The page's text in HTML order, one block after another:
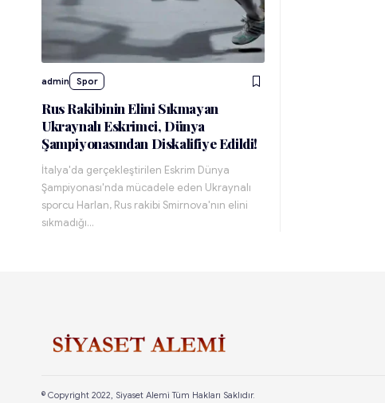
admin Spor
Rus Rakibinin Elini Sıkmayan
Ukraynalı Eskrimci, Dünya
Şampiyonasından Diskalifiye Edildi!
İtalya'da gerçekleştirilen Eskrim Dünya
Şampiyonası'nda mücadele eden Ukraynalı
sporcu Harlan, Rus rakibi Smirnova'nın elini
sıkmadığı…
© Copyright 2022, Siyaset Alemi Tüm Hakları Saklıdır.